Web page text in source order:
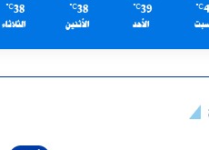
℃
39
℃
الأحد
38
℃
الأثنين
38
℃
الثلاثاء